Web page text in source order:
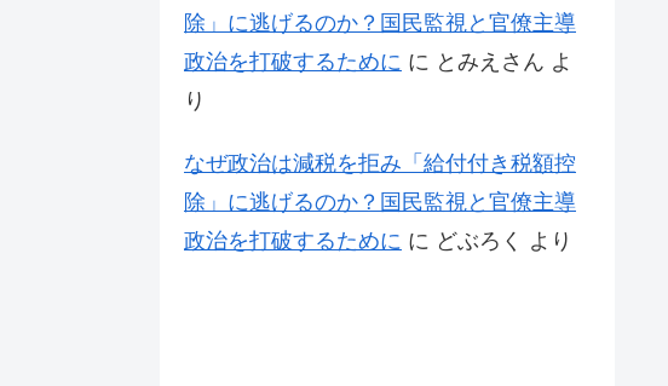
除」に逃げるのか？国民監視と官僚主導
政治を打破するために に とみえさん よ
り
なぜ政治は減税を拒み「給付付き税額控
除」に逃げるのか？国民監視と官僚主導
政治を打破するために に どぶろく より